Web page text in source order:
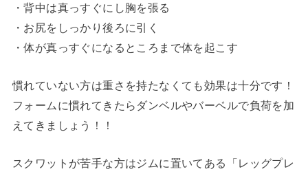
・背中は真っすぐにし胸を張る
・お尻をしっかり後ろに引く
・体が真っすぐになるところまで体を起こす
慣れていない方は重さを持たなくても効果は十分です！
フォームに慣れてきたらダンベルやバーベルで負荷を加
えてきましょう！！
スクワットが苦手な方はジムに置いてある「レッグプレ